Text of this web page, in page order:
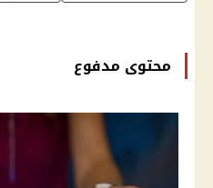
محتوى مدفوع